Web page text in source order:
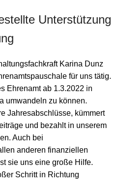
Unterstützung
Karina Dunz
für uns tätig.
Ehrenamt ab 1.3.2022 in
umwandeln zu können.
Jahresabschlüsse, kümmert
und bezahlt in unserem
Auch bei
anderen finanziellen
sie uns eine große Hilfe.
Schritt in Richtung